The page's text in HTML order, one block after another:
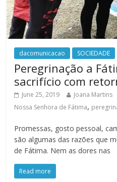
dacomunicacao SOCIEDADE
Peregrinação a
sacrifício com
June 25, 2019 Joana Martins
Nossa Senhora de Fátima,
Promessas, gosto pessoal,
são algumas das razões que
de Fátima. Nem as dores nas
Read more